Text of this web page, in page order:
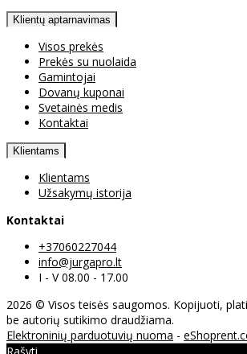
Klientų aptarnavimas
Visos prekės
Prekės su nuolaida
Gamintojai
Dovanų kuponai
Svetainės medis
Kontaktai
Klientams
Klientams
Užsakymų istorija
Kontaktai
+37060227044
info@jurgapro.lt
I - V 08.00 - 17.00
2026 © Visos teisės saugomos. Kopijuoti,
be autorių sutikimo draudžiama.
Elektroninių parduotuvių nuoma -
Rašyti